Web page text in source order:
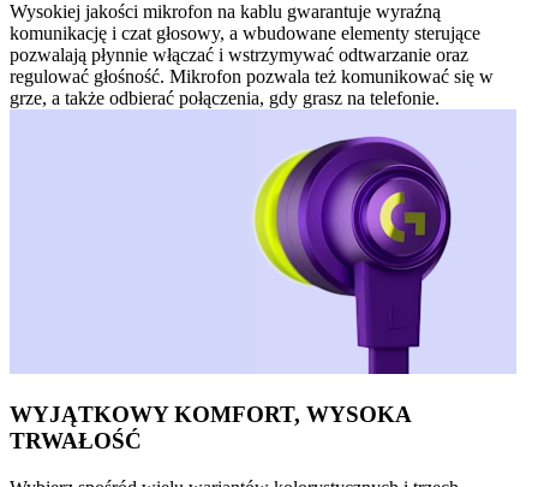
Wysokiej jakości mikrofon na kablu gwarantuje wyraźną
komunikację i czat głosowy, a wbudowane elementy sterujące
pozwalają płynnie włączać i wstrzymywać odtwarzanie oraz
regulować głośność. Mikrofon pozwala też komunikować się w
grze, a także odbierać połączenia, gdy grasz na telefonie.
WYJĄTKOWY KOMFORT, WYSOKA
TRWAŁOŚĆ